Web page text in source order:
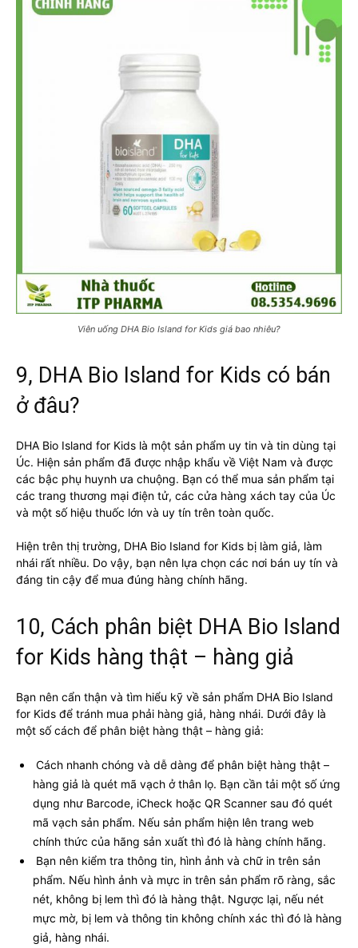
Viên uống DHA Bio Island for Kids giá bao nhiêu?
9, DHA Bio Island for Kids có bán
ở đâu?
DHA Bio Island for Kids là một sản phẩm uy tin và tin dùng tại
Úc. Hiện sản phẩm đã được nhập khẩu về Việt Nam và được
các bậc phụ huynh ưa chuộng. Bạn có thể mua sản phẩm tại
các trang thương mại điện tử, các cửa hàng xách tay của Úc
và một số hiệu thuốc lớn và uy tín trên toàn quốc.
Hiện trên thị trường, DHA Bio Island for Kids bị làm giả, làm
nhái rất nhiều. Do vậy, bạn nên lựa chọn các nơi bán uy tín và
đáng tin cậy để mua đúng hàng chính hãng.
10, Cách phân biệt DHA Bio Island
for Kids hàng thật – hàng giả
Bạn nên cẩn thận và tìm hiểu kỹ về sản phẩm DHA Bio Island
for Kids để tránh mua phải hàng giả, hàng nhái. Dưới đây là
một số cách để phân biệt hàng thật – hàng giả:
Cách nhanh chóng và dễ dàng để phân biệt hàng thật –
hàng giả là quét mã vạch ở thân lọ. Bạn cần tải một số ứng
dụng như Barcode, iCheck hoặc QR Scanner sau đó quét
mã vạch sản phẩm. Nếu sản phẩm hiện lên trang web
chính thức của hãng sản xuất thì đó là hàng chính hãng.
Bạn nên kiểm tra thông tin, hình ảnh và chữ in trên sản
phẩm. Nếu hình ảnh và mực in trên sản phẩm rõ ràng, sắc
nét, không bị lem thì đó là hàng thật. Ngược lại, nếu nét
mực mờ, bị lem và thông tin không chính xác thì đó là hàng
giả, hàng nhái.